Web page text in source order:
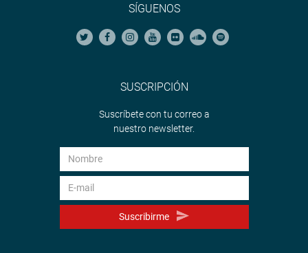
SÍGUENOS
SUSCRIPCIÓN
Suscríbete con tu correo a
nuestro newsletter.
Suscribirme